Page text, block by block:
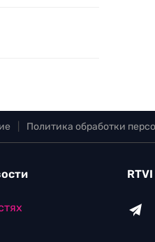
Политика обработки